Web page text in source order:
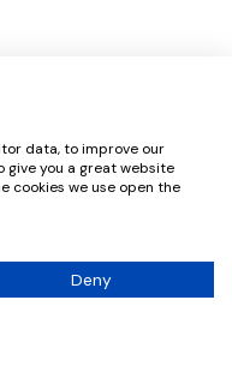
reserved
data, to improve our
give you a great website
cookies we use open the
Deny